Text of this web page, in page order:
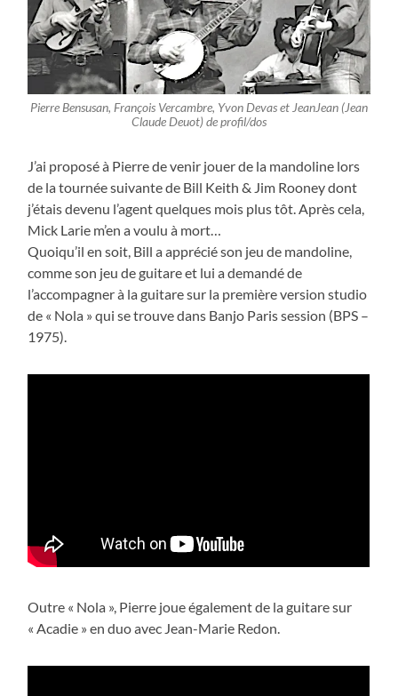
Pierre Bensusan, François Vercambre, Yvon Devas et JeanJean (Jean
Claude Deuot) de profil/dos
J’ai proposé à Pierre de venir jouer de la mandoline lors
de la tournée suivante de Bill Keith & Jim Rooney dont
j’étais devenu l’agent quelques mois plus tôt. Après cela,
Mick Larie m’en a voulu à mort…
Quoiqu’il en soit, Bill a apprécié son jeu de mandoline,
comme son jeu de guitare et lui a demandé de
l’accompagner à la guitare sur la première version studio
de « Nola » qui se trouve dans Banjo Paris session (BPS –
1975).
Outre « Nola », Pierre joue également de la guitare sur
« Acadie » en duo avec Jean-Marie Redon.